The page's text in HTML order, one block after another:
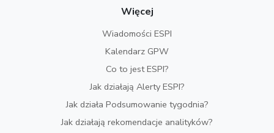
Więcej
Wiadomości ESPI
Kalendarz GPW
Co to jest ESPI?
Jak działają Alerty ESPI?
Jak działa Podsumowanie tygodnia?
Jak działają rekomendacje analityków?